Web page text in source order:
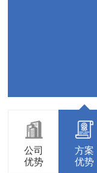
公司
优势
方案
优势